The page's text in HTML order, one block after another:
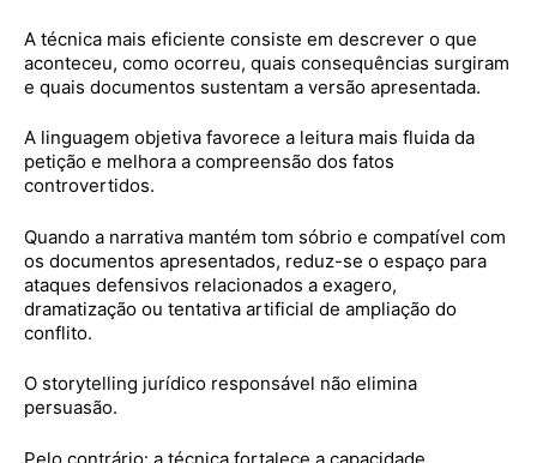
A técnica mais eficiente consiste em descrever o que
aconteceu, como ocorreu, quais consequências surgiram
e quais documentos sustentam a versão apresentada.
A linguagem objetiva favorece a leitura mais fluida da
petição e melhora a compreensão dos fatos
controvertidos.
Quando a narrativa mantém tom sóbrio e compatível com
os documentos apresentados, reduz-se o espaço para
ataques defensivos relacionados a exagero,
dramatização ou tentativa artificial de ampliação do
conflito.
O storytelling jurídico responsável não elimina
persuasão.
Pelo contrário: a técnica fortalece a capacidade